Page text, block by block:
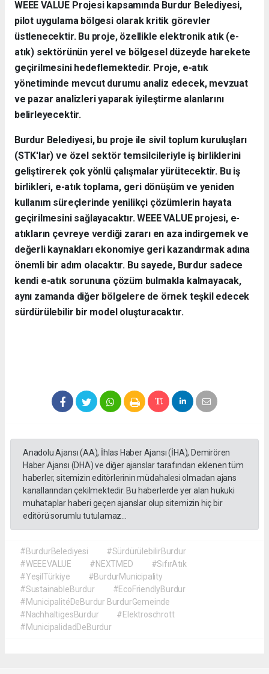
WEEE VALUE Projesi kapsamında Burdur Belediyesi,
pilot uygulama bölgesi olarak kritik görevler
üstlenecektir. Bu proje, özellikle elektronik atık (e-
atık) sektörünün yerel ve bölgesel düzeyde harekete
geçirilmesini hedeflemektedir. Proje, e-atık
yönetiminde mevcut durumu analiz edecek, mevzuat
ve pazar analizleri yaparak iyileştirme alanlarını
belirleyecektir.
Burdur Belediyesi, bu proje ile sivil toplum kuruluşları
(STK'lar) ve özel sektör temsilcileriyle iş birliklerini
geliştirerek çok yönlü çalışmalar yürütecektir. Bu iş
birlikleri, e-atık toplama, geri dönüşüm ve yeniden
kullanım süreçlerinde yenilikçi çözümlerin hayata
geçirilmesini sağlayacaktır. WEEE VALUE projesi, e-
atıkların çevreye verdiği zararı en aza indirgemek ve
değerli kaynakları ekonomiye geri kazandırmak adına
önemli bir adım olacaktır. Bu sayede, Burdur sadece
kendi e-atık sorununa çözüm bulmakla kalmayacak,
aynı zamanda diğer bölgelere de örnek teşkil edecek
sürdürülebilir bir model oluşturacaktır.
Anadolu Ajansı (AA), İhlas Haber Ajansı (İHA), Demirören
Haber Ajansı (DHA) ve diğer ajanslar tarafından eklenen tüm
haberler, sitemizin editörlerinin müdahalesi olmadan ajans
kanallarından çekilmektedir. Bu haberlerde yer alan hukuki
muhataplar haberi geçen ajanslar olup sitemizin hiç bir
editörü sorumlu tutulamaz...
#BurdurBelediyesi
#SürdürülebilirBurdur
#WEEEVALUE
#NEXTMED
#SıfırAtık
#YeşilTürkiye
#BurdurMunicipality
#SustainableBurdur
#EcoFriendlyBurdur
#MunicipalitéDeBurdur BurdurGemeinde
#NachhaltigesBurdur
#Elektroschrott
#MunicipalidadDeBurdur